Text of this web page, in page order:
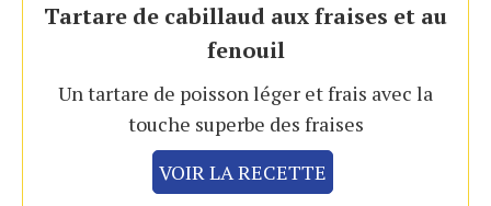
Tartare de cabillaud aux fraises et au
fenouil
Un tartare de poisson léger et frais avec la
touche superbe des fraises
VOIR LA RECETTE